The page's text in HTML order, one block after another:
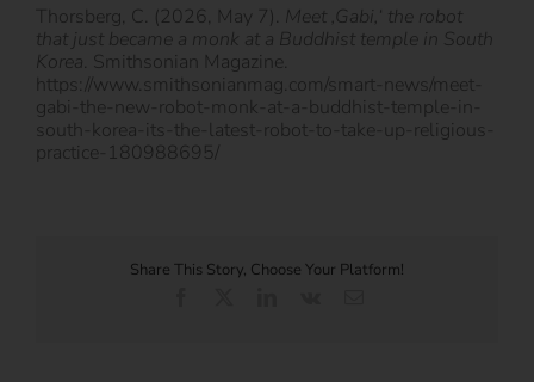
Thorsberg, C. (2026, May 7). Meet ‚Gabi,‘ the robot
that just became a monk at a Buddhist temple in South
Korea. Smithsonian Magazine.
https://www.smithsonianmag.com/smart-news/meet-
gabi-the-new-robot-monk-at-a-buddhist-temple-in-
south-korea-its-the-latest-robot-to-take-up-religious-
practice-180988695/
Share This Story, Choose Your Platform!